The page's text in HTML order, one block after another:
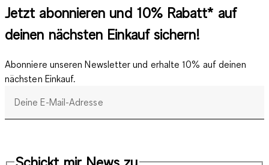
Jetzt abonnieren und 10% Rabatt* auf
deinen nächsten Einkauf sichern!
Abonniere unseren Newsletter und erhalte 10% auf deinen
nächsten Einkauf.
Deine E-Mail-Adresse